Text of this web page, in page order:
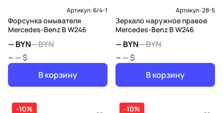
Артикул:6/4-1
Форсунка омывателя
Mercedes-Benz B W246
—BYN—BYN
~ — $
В корзину
Артикул:28-5
Зеркало наружное правое
Mercedes-Benz B W246
—BYN—BYN
~ — $
В корзину
-10% -10%